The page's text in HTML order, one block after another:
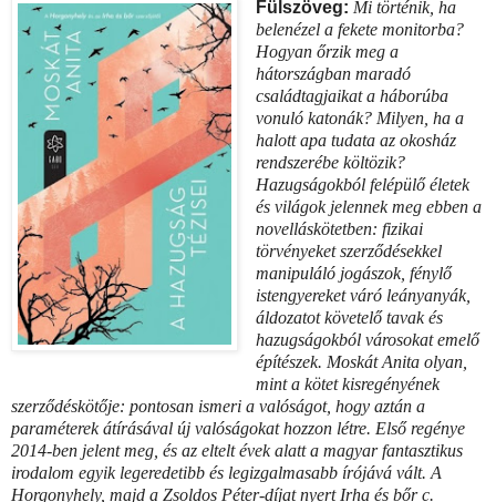
Fülszöveg: Mi történik, ha
belenézel a fekete monitorba?
Hogyan őrzik meg a
hátországban maradó
családtagjaikat a háborúba
vonuló katonák? Milyen, ha a
halott apa tudata az okosház
rendszerébe költözik?
Hazugságokból felépülő életek
és világok jelennek meg ebben a
novelláskötetben: fizikai
törvényeket szerződésekkel
manipuláló jogászok, fénylő
istengyereket váró leányanyák,
áldozatot követelő tavak és
hazugságokból városokat emelő
építészek. Moskát Anita olyan,
mint a kötet kisregényének
szerződéskötője: pontosan ismeri a valóságot, hogy aztán a
paraméterek átírásával új valóságokat hozzon létre. Első regénye
2014-ben jelent meg, és az eltelt évek alatt a magyar fantasztikus
irodalom egyik legeredetibb és legizgalmasabb írójává vált. A
Horgonyhely, majd a Zsoldos Péter-díjat nyert Irha és bőr c.